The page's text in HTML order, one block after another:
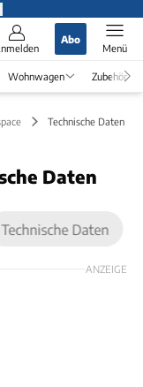
Abo
Menü
Wohnwagen Zubehör
Technische Daten
Daten
Technische Daten
ANZEIGE